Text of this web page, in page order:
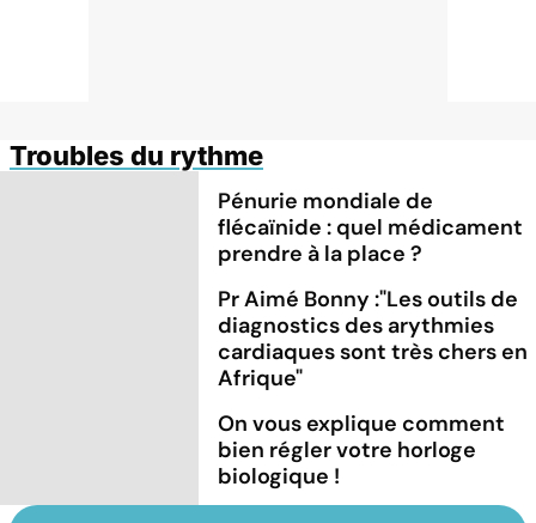
Troubles du rythme
Pénurie mondiale de
flécaïnide : quel médicament
prendre à la place ?
Pr Aimé Bonny :"Les outils de
diagnostics des arythmies
cardiaques sont très chers en
Afrique"
On vous explique comment
bien régler votre horloge
biologique !